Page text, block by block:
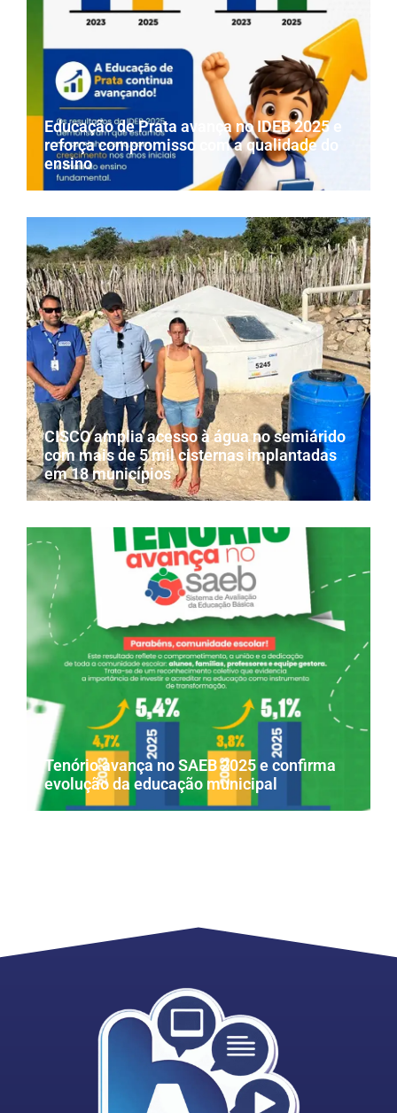
Educação de Prata avança no IDEB 2025 e
reforça compromisso com a qualidade do
ensino
CISCO amplia acesso à água no semiárido
com mais de 5 mil cisternas implantadas
em 18 municípios
Tenório avança no SAEB 2025 e confirma
evolução da educação municipal